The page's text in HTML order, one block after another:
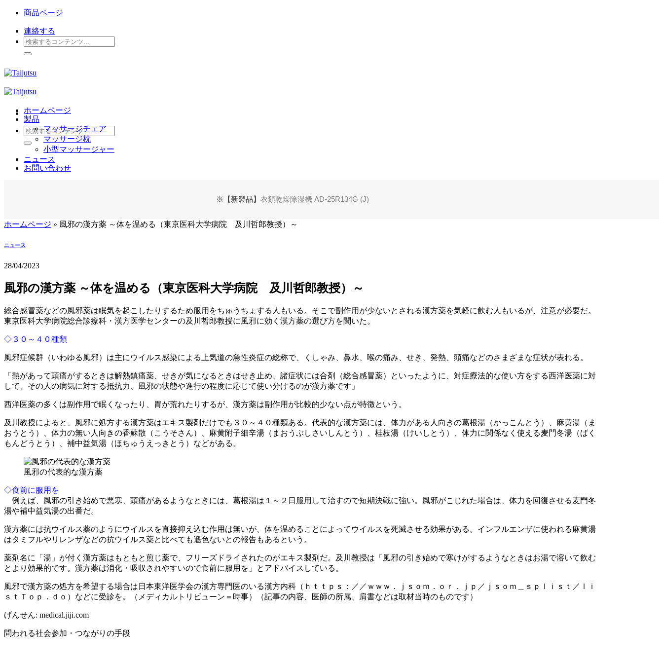
Skip
content
商品ページ
連絡する
検
索
象:
検
索
象:
ホームページ
製品
マッサージチェア
マッサージ枕
小型マッサージャー
ニュース
お問い合わせ
※【新製品】 衣類乾燥除湿機 AD-25R134G (J)
ホームページ » 風邪の漢方薬 ～体を温める（東京医科大学病院 及川哲郎教授）～
ニュース
28/04/2023
風邪の漢方薬 ～体を温める（東京医科大学病院 及川哲郎教授）～
総合感冒薬などの風邪薬は眠気を起こしたりするため服用をちゅうちょする人もいる。そこで副作用が少ないとされる漢方薬を気軽に飲む人もいるが、注意が必要だ。
東京医科大学病院総合診療科・漢方医学センターの及川哲郎教授に風邪に効く漢方薬の選び方を聞いた。
◇３０～４０種類
風邪症候群（いわゆる風邪）は主にウイルス感染による上気道の急性炎症の総称で、くしゃみ、鼻水、喉の痛み、せき、発熱、頭痛などのさまざまな症状が表れる。
「熱があって頭痛がするときは解熱鎮痛薬、せきが気になるときはせき止め、諸症状には合剤（総合感冒薬）といったように、対症療法的な使い方をする西洋医薬に対
して、その人の病気に対する抵抗力、風邪の状態や進行の程度に応じて使い分けるのが漢方薬です」
西洋医薬の多くは副作用で眠くなったり、胃が荒れたりするが、漢方薬は副作用が比較的少ない点が特徴という。
及川教授によると、風邪に処方する漢方薬はエキス製剤だけでも３０～４０種類ある。代表的な漢方薬には、体力がある人向きの葛根湯（かっこんとう）、麻黄湯（ま
おうとう）、体力の無い人向きの香蘇散（こうそさん）、麻黄附子細辛湯（まおうぶしさいしんとう）、桂枝湯（けいしとう）、体力に関係なく使える麦門冬湯（ばく
もんどうとう）、補中益気湯（ほちゅうえっきとう）などがある。
風邪の代表的な漢方薬
◇食前に服用を
例えば、風邪の引き始めで悪寒、頭痛があるようなときには、葛根湯は１～２日服用して治すので短期決戦に強い。風邪がこじれた場合は、体力を回復させる麦門冬
湯や補中益気湯の出番だ。
漢方薬には抗ウイルス薬のようにウイルスを直接抑え込む作用は無いが、体を温めることによってウイルスを死滅させる効果がある。インフルエンザに使われる麻黄湯
はタミフルやリレンザなどの抗ウイルス薬と比べても遜色ないとの報告もあるという。
薬剤名に「湯」が付く漢方薬はもともと煎じ薬で、フリーズドライされたのがエキス製剤だ。及川教授は「風邪の引き始めで寒けがするようなときはお湯で溶いて飲む
とより効果的です。漢方薬は消化・吸収されやすいので食前に服用を」とアドバイスしている。
風邪で漢方薬の処方を希望する場合は日本東洋医学会の漢方専門医のいる漢方内科（ｈｔｔｐｓ：／／ｗｗｗ．ｊｓｏｍ．ｏｒ．ｊｐ／ｊｓｏｍ＿ｓｐｌｉｓｔ／ｌｉ
ｓｔＴｏｐ．ｄｏ）などに受診を。（メディカルトリビューン＝時事）（記事の内容、医師の所属、肩書などは取材当時のものです）
げんせん: medical.jiji.com
問われる社会参加・つながりの手段